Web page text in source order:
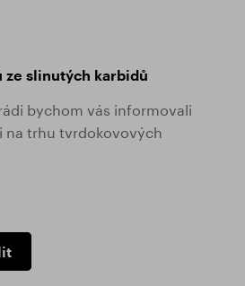
ze slinutých karbidů
bychom vás informovali
na trhu tvrdokovových